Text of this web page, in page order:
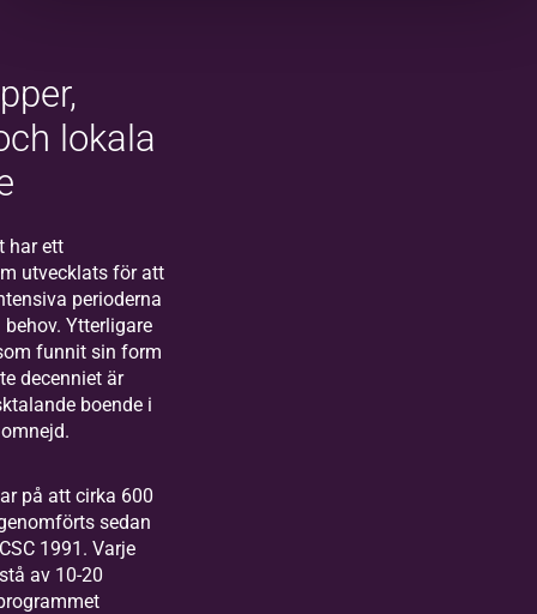
lokala
har ett
utvecklats för att
perioderna
Ytterligare
funnit sin form
decenniet är
boende i
på att cirka 600
sedan
1991. Varje
av 10-20